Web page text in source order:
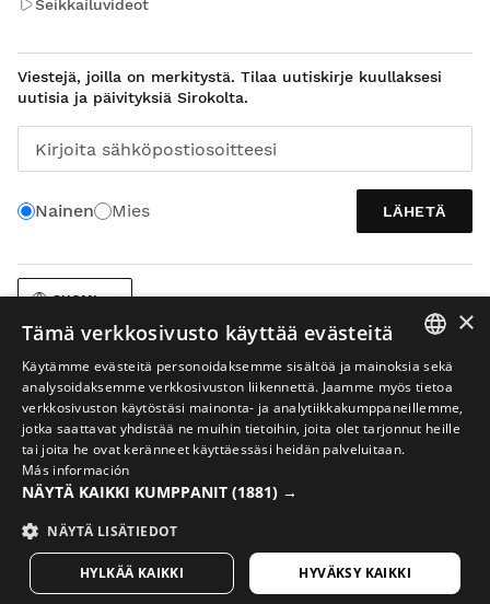
Seikkailuvideot
Viestejä, joilla on merkitystä. Tilaa uutiskirje kuullaksesi
uutisia ja päivityksiä Sirokolta.
Kirjoita sähköpostiosoitteesi
Nainen Mies LÄHETÄ
SUOMI
Oikeudellinen huomautus Evästeet Verkkokaupan käyttöehdot
Tekoäly kuvissa Sivukartta
ENGLISH
GREEK
FINNISH
×
Tämä verkkosivusto käyttää evästeitä
Käytämme evästeitä personoidaksemme sisältöä ja mainoksia sekä
analysoidaksemme verkkosivuston liikennettä. Jaamme myös tietoa
verkkosivuston käytöstäsi mainonta- ja analytiikkakumppaneillemme,
jotka saattavat yhdistää ne muihin tietoihin, joita olet tarjonnut heille
tai joita he ovat keränneet käyttäessäsi heidän palveluitaan.
Más información
NÄYTÄ KAIKKI KUMPPANIT (1881) →
NÄYTÄ LISÄTIEDOT
HYVÄKSY KAIKKI
HYLKÄÄ KAIKKI